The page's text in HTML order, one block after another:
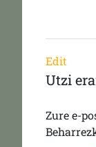
Edit
Utzi
Zure e-